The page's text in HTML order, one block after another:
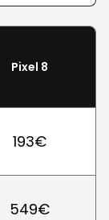
Pixel 8
193€
549€